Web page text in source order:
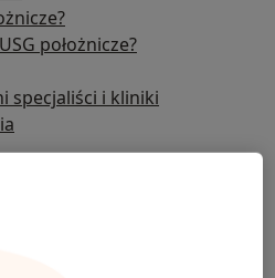
położnicze?
specjaliści i kliniki
położnicze?